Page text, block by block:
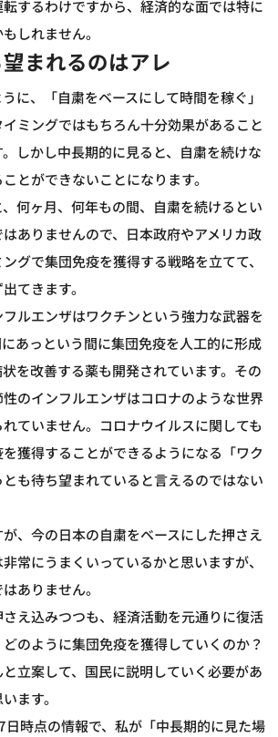
するわけですから、経済的な面では特に
しれません。
まれるのはアレ
に、「自粛をベースにして時間を稼ぐ」
ミングではもちろん十分効果があること
しかし中長期的に見ると、自粛を続けな
とができないことになります。
何ヶ月、何年もの間、自粛を続けるとい
ありませんので、日本政府やアメリカ政
グで集団免疫を獲得する戦略を立てて、
てきます。
ルエンザはワクチンという強力な武器を
あっという間に集団免疫を人工的に形成
を改善する薬も開発されています。その
のインフルエンザはコロナのような世界
ていません。コロナウイルスに関しても
獲得することができるようになる「ワク
も待ち望まれていると言えるのではない
、今の日本の自粛をベースにした押さえ
常にうまくいっているかと思いますが、
ありません。
え込みつつも、経済活動を元通りに復活
のように集団免疫を獲得していくのか？
立案して、国民に説明していく必要があ
ます。
時点の情報で、私が「中長期的に見た場